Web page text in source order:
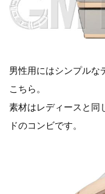
男性用にはシンプルな
こちら。
素材はレディースと同
ドのコンビです。